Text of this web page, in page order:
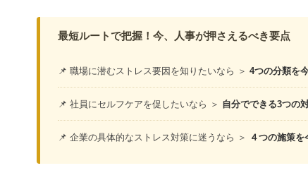
最短ルートで把握！今、人事が押さえるべき要点
📌 職場に潜むストレス要因を知りたいなら ＞ 4つの分類を
📌 社員にセルフケアを促したいなら ＞ 自分でできる3つの
📌 企業の具体的なストレス対策に迷うなら ＞ ４つの施策を